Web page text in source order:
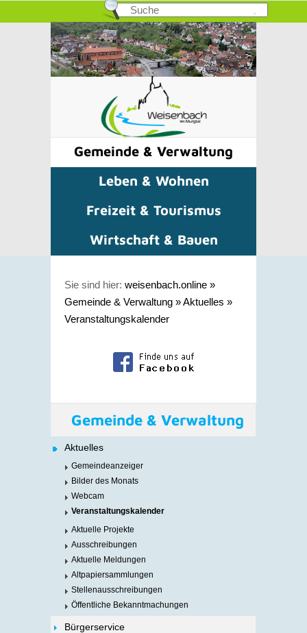
Gemeinde & Verwaltung
Leben & Wohnen
Freizeit & Tourismus
Wirtschaft & Bauen
Sie sind hier: weisenbach.online »
Gemeinde & Verwaltung »Aktuelles »
Veranstaltungskalender
Gemeinde & Verwaltung
Aktuelles
Gemeindeanzeiger
Bilder des Monats
Webcam
Veranstaltungskalender
Aktuelle Projekte
Ausschreibungen
Aktuelle Meldungen
Altpapiersammlungen
Stellenausschreibungen
Öffentliche Bekanntmachungen
Bürgerservice